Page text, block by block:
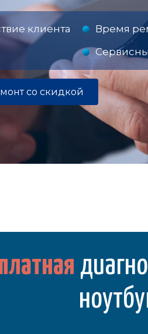
клиента
Время
со скидкой